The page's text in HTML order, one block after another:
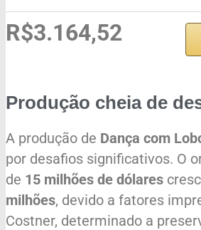
R$3.164,52
Produção cheia de
A produção de Dança com
por desafios significativos. O
de 15 milhões de dólares
milhões, devido a fatores
Costner, determinado a